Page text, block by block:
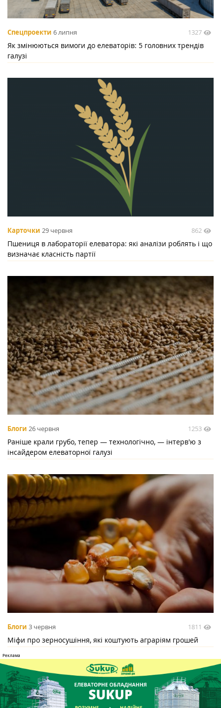
Спецпроекти 6 липня 1327
Як змінюються вимоги до елеваторів: 5 головних трендів
галузі
Карточки 29 червня 862
Пшениця в лабораторії елеватора: які аналізи роблять і що
визначає класність партії
Блоги 26 червня 1253
Раніше крали грубо, тепер — технологічно, — інтерв'ю з
інсайдером елеваторної галузі
Блоги 3 червня 1811
Міфи про зерносушіння, які коштують аграріям грошей